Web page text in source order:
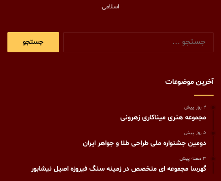
اسلامی
آخرین موضوعات
2 روز پیش
مجموعه هنری میناکاری زهرونی
5 روز پیش
دومین جشنواره ملی طراحی طلا و جواهر ایران
3 هفته پیش
گهرسا مجموعه ای متخصص در زمینه سنگ فیروزه اصیل نیشابور